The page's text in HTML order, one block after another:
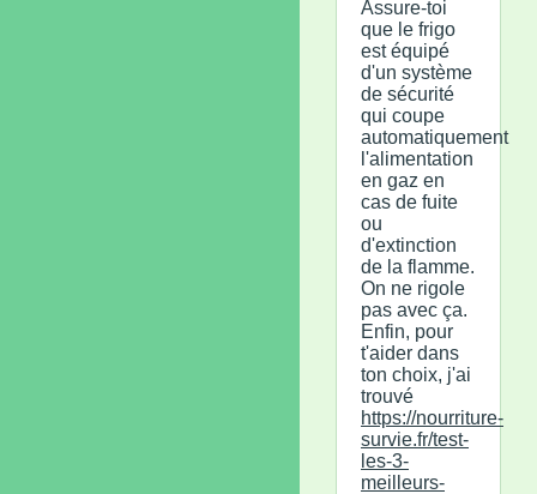
Assure-toi
que le frigo
est équipé
d'un système
de sécurité
qui coupe
automatiquement
l'alimentation
en gaz en
cas de fuite
ou
d'extinction
de la flamme.
On ne rigole
pas avec ça.
Enfin, pour
t'aider dans
ton choix, j'ai
trouvé
https://nourriture-
survie.fr/test-
les-3-
meilleurs-